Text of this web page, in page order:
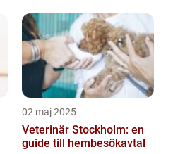
02 maj 2025
Veterinär Stockholm: en
guide till hembesökavtal